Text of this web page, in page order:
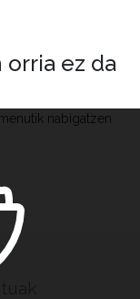
orria ez da
nabigatzen